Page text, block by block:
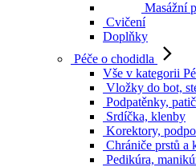
Masážní
Cvičení
Doplňky
Péče o chodidla
Vše v kategorii
Vložky do bot,
Podpatěnky,
Srdíčka, klenby
Korektory,
Chrániče prstů a
Pedikúra,